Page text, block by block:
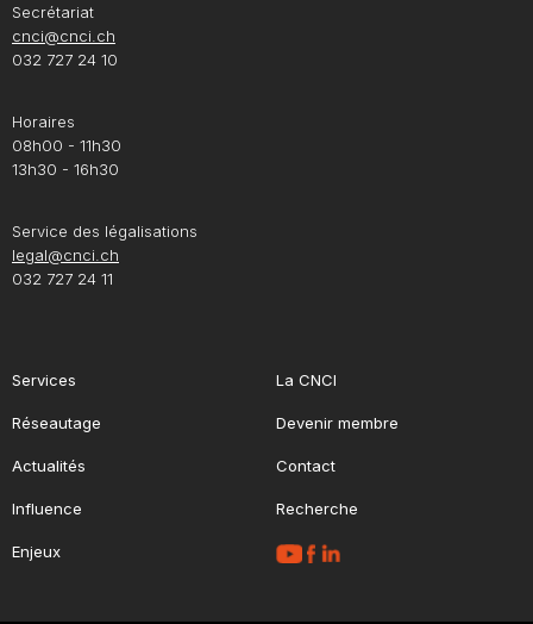
Secrétariat
cnci@cnci.ch
032 727 24 10
Horaires
08h00 - 11h30
13h30 - 16h30
Service des légalisations
legal@cnci.ch
032 727 24 11
Services
Réseautage
Actualités
Influence
Enjeux
La CNCI
Devenir membre
Contact
Recherche